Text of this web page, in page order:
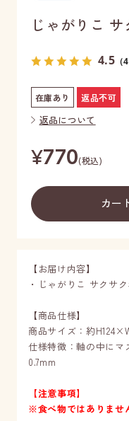
じゃがりこ
4.5 （
在庫あり 返品不可
返品について
¥770(税込)
【お届け内容】
・じゃがりこ サクサ
【商品仕様】
商品サイズ：約
仕様特徴：軸の中にマ
0.7mm
【注意事項】
※食べ物ではありませ